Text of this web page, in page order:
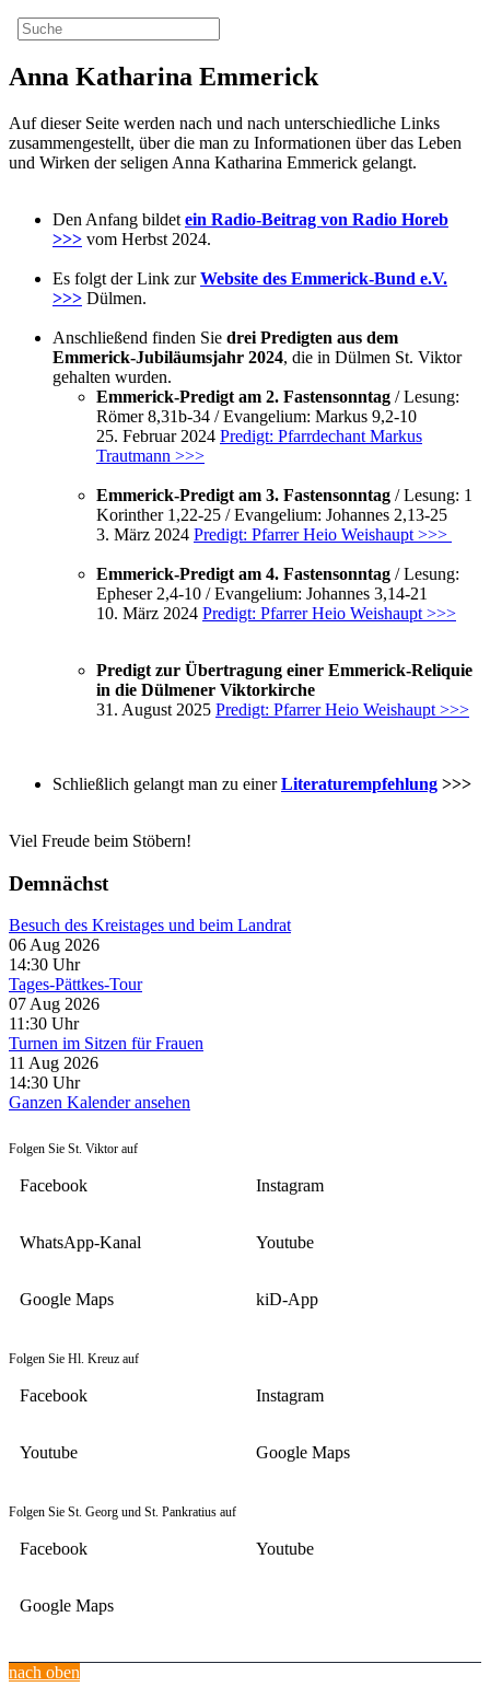
Anna Katharina Emmerick
Auf dieser Seite werden nach und nach unterschiedliche Links
zusammengestellt, über die man zu Informationen über das Leben
und Wirken der seligen Anna Katharina Emmerick gelangt.
Den Anfang bildet ein Radio-Beitrag von Radio Horeb
>>> vom Herbst 2024.
Es folgt der Link zurWebsite des Emmerick-Bund e.V.
>>> Dülmen.
Anschließend finden Sie drei Predigten aus dem
Emmerick-Jubiläumsjahr 2024, die in Dülmen St. Viktor
gehalten wurden.
Emmerick-Predigt am 2. Fastensonntag / Lesung:
Römer 8,31b-34 / Evangelium: Markus 9,2-10
25. Februar 2024 Predigt: Pfarrdechant Markus
Trautmann >>>
Emmerick-Predigt am 3. Fastensonntag / Lesung: 1
Korinther 1,22-25 / Evangelium: Johannes 2,13-25
3. März 2024 Predigt: Pfarrer Heio Weishaupt >>>
Emmerick-Predigt am 4. Fastensonntag / Lesung:
Epheser 2,4-10 / Evangelium: Johannes 3,14-21
10. März 2024 Predigt: Pfarrer Heio Weishaupt >>>
Predigt zur Übertragung einer Emmerick-Reliquie
in die Dülmener Viktorkirche
31. August 2025 Predigt: Pfarrer Heio Weishaupt >>>
Schließlich gelangt man zu einerLiteraturempfehlung >>>
Viel Freude beim Stöbern!
Demnächst
Besuch des Kreistages und beim Landrat
06 Aug 2026
14:30 Uhr
Tages-Pättkes-Tour
07 Aug 2026
11:30 Uhr
Turnen im Sitzen für Frauen
11 Aug 2026
14:30 Uhr
Ganzen Kalender ansehen
Folgen Sie St. Viktor auf
Facebook Instagram
WhatsApp-Kanal Youtube
Google Maps kiD-App
Folgen Sie Hl. Kreuz auf
Facebook Instagram
Youtube Google Maps
Folgen Sie St. Georg und St. Pankratius auf
Facebook Youtube
Google Maps
nach oben